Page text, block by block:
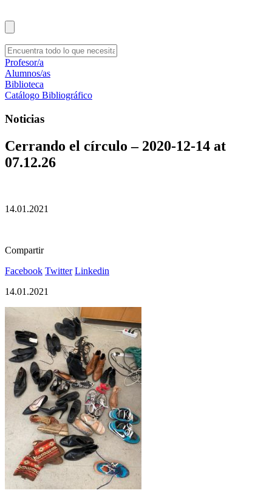
Profesor/a
Alumnos/as
Biblioteca
Catálogo Bibliográfico
Noticias
Cerrando el círculo – 2020-12-14 at
07.12.26
14.01.2021
Compartir
Facebook Twitter Linkedin
14.01.2021